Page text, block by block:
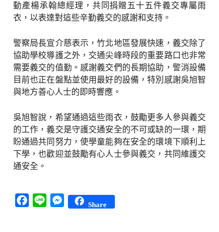
動產楊承翰總經理，共同捐贈五十五件義交專屬雨
衣，以表達對這些辛勤義交的感謝和支持。
警察局長宣介慈表示，竹北地區發展快速，義交除了
協助學校導護之外，交通尖峰時段的重要路口也非常
需要義交的值勤。感謝義交們的長期協助，警消設備
目前也正在盤點並使用最好的設備，特別感謝吳旭智
與地方善心人士的即時響應。
吳旭智說，希望通過這些雨衣，鼓勵更多人參與義交
的工作，義交是守護交通安全的不可或缺的一環，期
盼通過共同努力，使學童能夠在安全的環境下順利上
下學，也歡迎並鼓勵有心人士參與義交，共同維護交
通安全。
Facebook
Line Messenger
Share